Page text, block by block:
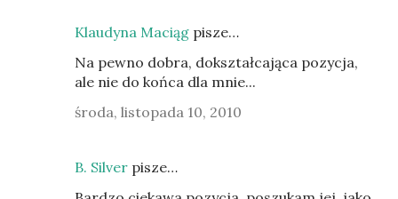
Klaudyna Maciąg pisze…
Na pewno dobra, dokształcająca pozycja,
ale nie do końca dla mnie...
środa, listopada 10, 2010
B. Silver pisze…